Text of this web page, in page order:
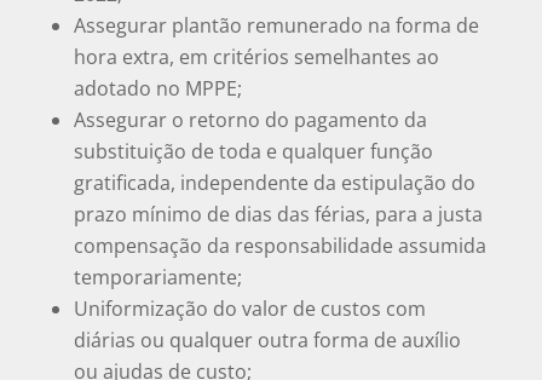
Assegurar plantão remunerado na forma de
hora extra, em critérios semelhantes ao
adotado no MPPE;
Assegurar o retorno do pagamento da
substituição de toda e qualquer função
gratificada, independente da estipulação do
prazo mínimo de dias das férias, para a justa
compensação da responsabilidade assumida
temporariamente;
Uniformização do valor de custos com
diárias ou qualquer outra forma de auxílio
ou ajudas de custo;